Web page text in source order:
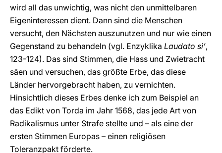
wird all das unwichtig, was nicht den unmittelbaren
Eigeninteressen dient. Dann sind die Menschen
versucht, den Nächsten auszunutzen und nur wie einen
Gegenstand zu behandeln (vgl. Enzyklika Laudato siʼ,
123-124). Das sind Stimmen, die Hass und Zwietracht
säen und versuchen, das größte Erbe, das diese
Länder hervorgebracht haben, zu vernichten.
Hinsichtlich dieses Erbes denke ich zum Beispiel an
das Edikt von Torda im Jahr 1568, das jede Art von
Radikalismus unter Strafe stellte und – als eine der
ersten Stimmen Europas – einen religiösen
Toleranzpakt förderte.